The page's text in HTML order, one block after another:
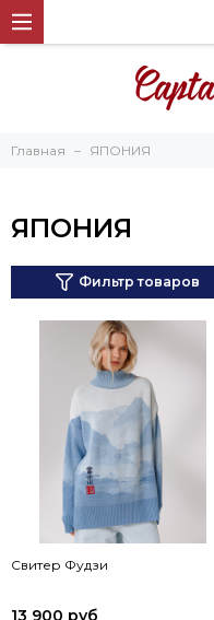
Главная ЯПОНИЯ
ЯПОНИЯ
Фильтр товаров
Свитер Фудзи
13 900 руб